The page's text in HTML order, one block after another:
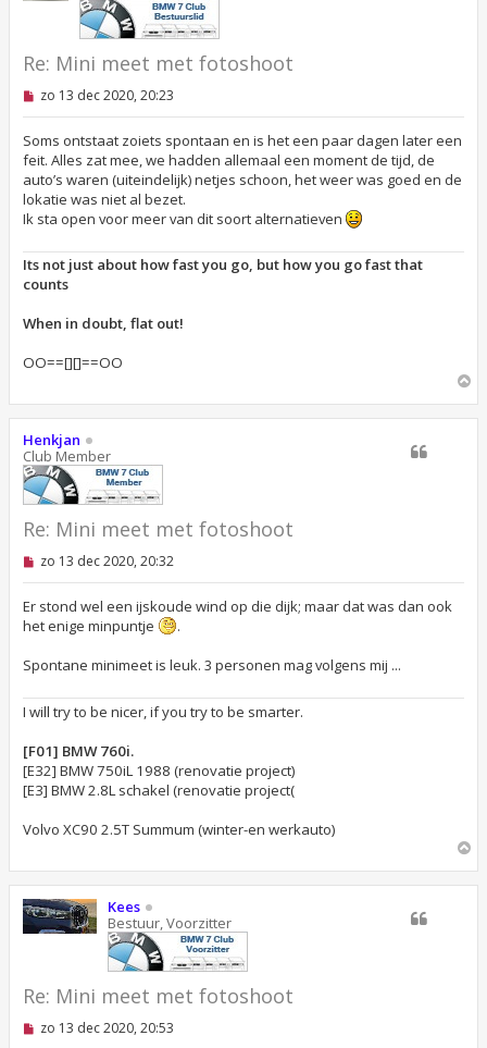
Re: Mini meet met fotoshoot
O
e
l
e
z
e
n
r
c
t
zo 13 dec 2020, 20:23
Soms ontstaat zoiets spontaan en is het een paar dagen later een
feit. Alles zat mee, we hadden allemaal een moment de tijd, de
auto’s waren (uiteindelijk) netjes schoon, het weer was goed en de
lokatie was niet al bezet.
Ik sta open voor meer van dit soort alternatieven
Its not just about how fast you go, but how you go fast that
counts
When in doubt, flat out!
OO==[][]==OO
h
Henkjan
Club Member
Re: Mini meet met fotoshoot
O
e
l
e
e
b
e
i
c
h
t
zo 13 dec 2020, 20:32
Er stond wel een ijskoude wind op die dijk; maar dat was dan ook
het enige minpuntje
.
Spontane minimeet is leuk. 3 personen mag volgens mij ...
I will try to be nicer, if you try to be smarter.
[F01] BMW 760i.
[E32] BMW 750iL 1988 (renovatie project)
[E3] BMW 2.8L schakel (renovatie project(
Volvo XC90 2.5T Summum (winter-en werkauto)
h
Kees
Bestuur, Voorzitter
Re: Mini meet met fotoshoot
O
zo 13 dec 2020, 20:53